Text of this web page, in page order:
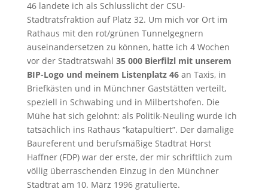
46 landete ich als Schlusslicht der CSU-
Stadtratsfraktion auf Platz 32. Um mich vor Ort im
Rathaus mit den rot/grünen Tunnelgegnern
auseinandersetzen zu können, hatte ich 4 Wochen
vor der Stadtratswahl 35 000 Bierfilzl mit unserem
BIP-Logo und meinem Listenplatz 46an Taxis, in
Briefkästen und in Münchner Gaststätten verteilt,
speziell in Schwabing und in Milbertshofen. Die
Mühe hat sich gelohnt: als Politik-Neuling wurde ich
tatsächlich ins Rathaus “katapultiert”. Der damalige
Baureferent und berufsmäßige Stadtrat Horst
Haffner (FDP) war der erste, der mir schriftlich zum
völlig überraschenden Einzug in den Münchner
Stadtrat am 10. März 1996 gratulierte.